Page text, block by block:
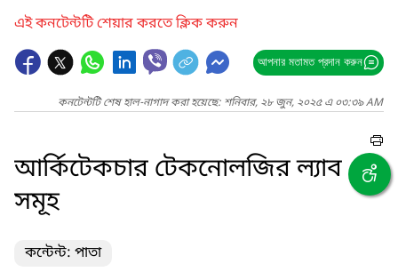
এই কনটেন্টটি শেয়ার করতে ক্লিক করুন
আপনার মতামত প্রদান করুন
কনটেন্টটি শেষ হাল-নাগাদ করা হয়েছে: শনিবার, ২৮ জুন, ২০২৫ এ ০৩:৩৯ AM
আর্কিটেকচার টেকনোলজির ল্যাব
সমূহ
কন্টেন্ট: পাতা